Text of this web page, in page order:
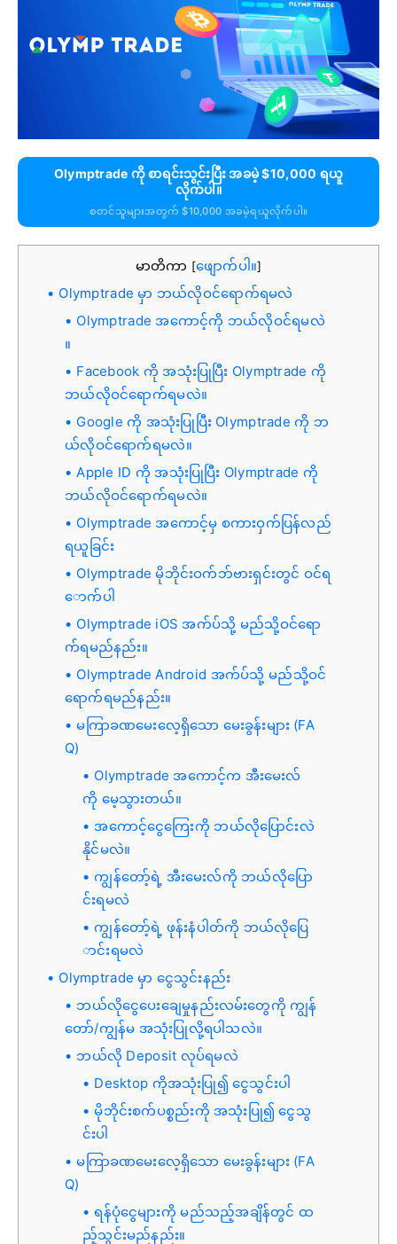
Olymptrade ကို စာရင်းသွင်းပြီး အခမဲ့ $10,000 ရယူ
လိုက်ပါ။
စတင်သူများအတွက် $10,000 အခမဲ့ရယူလိုက်ပါ။
မာတိကာ [ဖျောက်ပါ။]
Olymptrade မှာ ဘယ်လိုဝင်ရောက်ရမလဲ
Olymptrade အကောင့်ကို ဘယ်လိုဝင်ရမလဲ
။
Facebook ကို အသုံးပြုပြီး Olymptrade ကို
ဘယ်လိုဝင်ရောက်ရမလဲ။
Google ကို အသုံးပြုပြီး Olymptrade ကို ဘ
ယ်လိုဝင်ရောက်ရမလဲ။
Apple ID ကို အသုံးပြုပြီး Olymptrade ကို
ဘယ်လိုဝင်ရောက်ရမလဲ။
Olymptrade အကောင့်မှ စကားဝှက်ပြန်လည်
ရယူခြင်း
Olymptrade မိုဘိုင်းဝက်ဘ်ဗားရှင်းတွင် ဝင်ရ
ောက်ပါ
Olymptrade iOS အက်ပ်သို့ မည်သို့ဝင်ရော
က်ရမည်နည်း။
Olymptrade Android အက်ပ်သို့ မည်သို့ဝင်
ရောက်ရမည်နည်း။
မကြာခဏမေးလေ့ရှိသော မေးခွန်းများ (FA
Q)
Olymptrade အကောင့်က အီးမေးလ်
ကို မေ့သွားတယ်။
အကောင့်ငွေကြေးကို ဘယ်လိုပြောင်းလဲ
နိုင်မလဲ။
ကျွန်တော့်ရဲ့ အီးမေးလ်ကို ဘယ်လိုပြော
င်းရမလဲ
ကျွန်တော့်ရဲ့ ဖုန်းနံပါတ်ကို ဘယ်လိုပြေ
ာင်းရမလဲ
Olymptrade မှာ ငွေသွင်းနည်း
ဘယ်လိုငွေပေးချေမှုနည်းလမ်းတွေကို ကျွန်
တော်/ကျွန်မ အသုံးပြုလို့ရပါသလဲ။
ဘယ်လို Deposit လုပ်ရမလဲ
Desktop ကိုအသုံးပြု၍ ငွေသွင်းပါ
မိုဘိုင်းစက်ပစ္စည်းကို အသုံးပြု၍ ငွေသွ
င်းပါ
မကြာခဏမေးလေ့ရှိသော မေးခွန်းများ (FA
Q)
ရန်ပုံငွေများကို မည်သည့်အချိန်တွင် ထ
ည့်သွင်းမည်နည်း။